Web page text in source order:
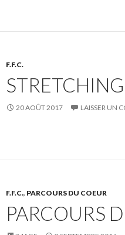
F.F.C.
STRETCHING
20 AOÛT 2017 LAISSER UN
F.F.C., PARCOURS DU COEUR
PARCOURS